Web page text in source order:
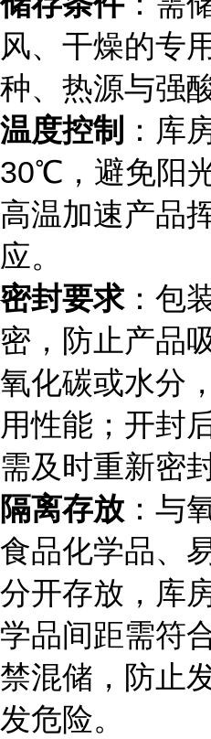
风、干燥的专
种、热源与强
温度控制 ：库
30℃，避免阳
高温加速产品
应。
密封要求：包
密，防止产品
氧化碳或水分
用性能；开封
需及时重新密封
隔离存放 ：与
食品化学品、
分开存放，库
学品间距需符
禁混储，防止
发危险。